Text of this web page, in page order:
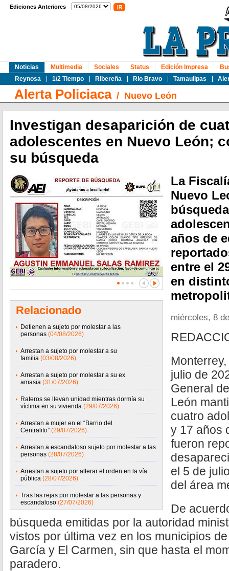
Ediciones Anteriores
Noticias
Reynosa
1/2 Tiempo Ribereña Rio Bravo Tamaulipas
Multimedia Sociales Status Edición Impresa
Alerta Policiaca/ Nuevo León
Investigan desaparición de
adolescentes en Nuevo León;
su búsqueda
Relacionado
Detienen a sujeto por molestar a las
personas (04/08/2026)
Arrestan a sujeto por molestar a su
familia (03/08/2026)
Arrestan a sujeto por molestar a su ex
amasia (31/07/2026)
Rateros se llevan unidad mientras dormía su
víctima en su vivienda (29/07/2026)
Arrestan a mujer en el “Barrio del
Centralito” (29/07/2026)
Arrestan a escandaloso sujeto por molestar a las
personas (28/07/2026)
Arrestan a sujeto por alterar el orden en la vía
pública (28/07/2026)
Tras las rejas por molestar a las personas y
escandaloso (27/07/2026)
La
Nuevo
años de
entre el
en
miércoles, 8
julio de
General
León
cuatro
y 17 años
fueron
el 5 de
del área
De
búsqueda emitidas por la autoridad
vistos por última vez en los municipios
García y El Carmen, sin que hasta el
paradero.